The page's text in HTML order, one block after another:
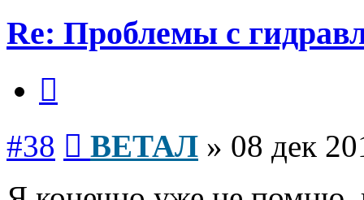
Re: Проблемы с
#38 ВЕТАЛ » 08 дек